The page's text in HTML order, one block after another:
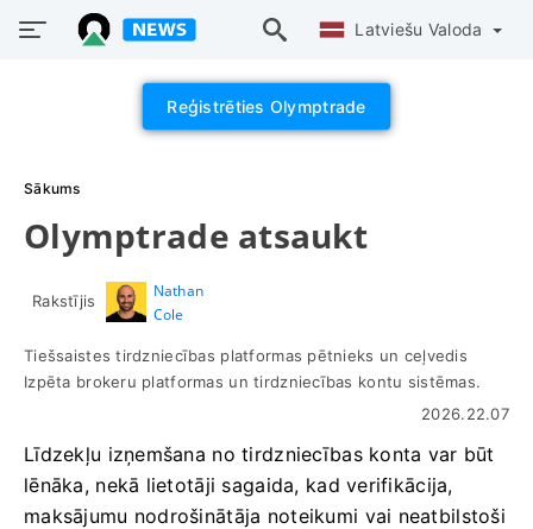
Latviešu Valoda
Reģistrēties Olymptrade
Sākums
Olymptrade atsaukt
Rakstījis
Nathan
Cole
Tiešsaistes tirdzniecības platformas pētnieks un ceļvedis
Izpēta brokeru platformas un tirdzniecības kontu sistēmas.
2026.22.07
Līdzekļu izņemšana no tirdzniecības konta var būt
lēnāka, nekā lietotāji sagaida, kad verifikācija,
maksājumu nodrošinātāja noteikumi vai neatbilstoši